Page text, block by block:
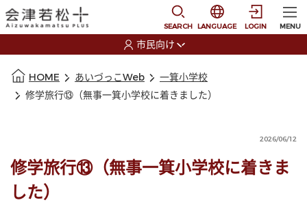
SEARCH
選択すると言語の切
LANGUAGE LOGIN MENU
市民向け
HOME あいづっこWeb
一箕小学校
修学旅行⑬（無事一箕小学校に着きました）
2026/06/12
修学旅行⑬（無事一箕小学校に着きま
した）